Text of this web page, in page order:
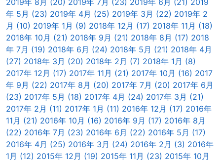
2019年 8月 (20) 2019年 7月 (23) 2019年 6月 (21) 2019
年 5月 (23) 2019年 4月 (25) 2019年 3月 (22) 2019年 2
月 (10) 2019年 1月 (9) 2018年 12月 (17) 2018年 11月 (18)
2018年 10月 (21) 2018年 9月 (21) 2018年 8月 (17) 2018
年 7月 (19) 2018年 6月 (24) 2018年 5月 (21) 2018年 4月
(27) 2018年 3月 (20) 2018年 2月 (7) 2018年 1月 (8)
2017年 12月 (17) 2017年 11月 (21) 2017年 10月 (16) 2017
年 9月 (22) 2017年 8月 (20) 2017年 7月 (20) 2017年 6月
(23) 2017年 5月 (18) 2017年 4月 (24) 2017年 3月 (21)
2017年 2月 (11) 2017年 1月 (11) 2016年 12月 (17) 2016年
11月 (21) 2016年 10月 (16) 2016年 9月 (17) 2016年 8月
(22) 2016年 7月 (23) 2016年 6月 (22) 2016年 5月 (17)
2016年 4月 (25) 2016年 3月 (24) 2016年 2月 (3) 2016年
1月 (12) 2015年 12月 (19) 2015年 11月 (23) 2015年 10月